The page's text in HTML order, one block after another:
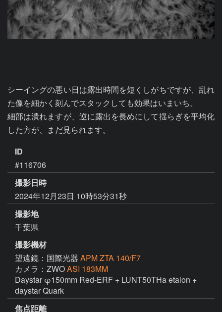
シーイングの悪い日は露出時間を短くしがちですが、乱れ
た像を細かく刻んでスタックしても効果はいまいち。
細部は潰れますが、逆に露出を長めにして揺らぎを平均化
した方が、まだ見られます。
ID
#116706
撮影日時
2024年12月23日 10時53分31秒
撮影地
千葉県
撮影機材
望遠鏡：国際光器 APM ZTA 140/F7
カメラ：ZWOASI 183MM
Daystar φ150mm Red-ERF + LUNT50THa etalon +
daystar Quark
焦点距離